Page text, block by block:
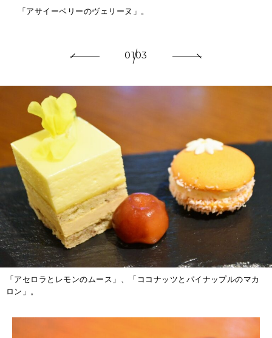
「アサイーベリーのヴェリーヌ」。
0103
「アセロラとレモンのムース」、「ココナッツとパイナップルのマカ
ロン」。